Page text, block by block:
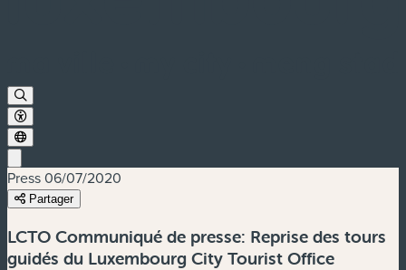
Press06/07/2020
Partager
LCTO Communiqué de presse: Reprise des tours
guidés du Luxembourg City Tourist Office